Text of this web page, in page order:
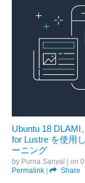
Ubuntu 18 DLAMI
for Lustre を使用
ーニング
by Purna Sanyal | on
Permalink
Share